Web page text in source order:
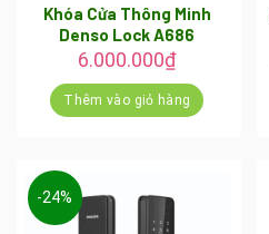
Khóa Cửa Thông Minh
Denso Lock A686
6.000.000₫
Thêm vào giỏ hàng
-24%